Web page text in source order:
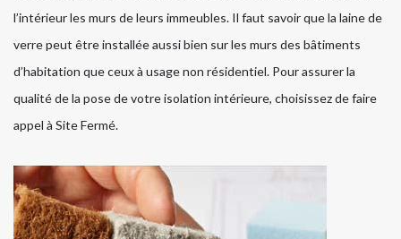
l’intérieur les murs de leurs immeubles. Il faut savoir que la laine de
verre peut être installée aussi bien sur les murs des bâtiments
d’habitation que ceux à usage non résidentiel. Pour assurer la
qualité de la pose de votre isolation intérieure, choisissez de faire
appel à Site Fermé.